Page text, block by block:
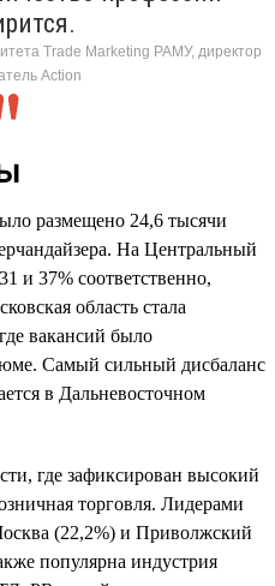
Trade Marketing РАМУ, директор
Action
размещено 24,6 тысячи
На Центральный
и 37% соответственно,
область стала
вакансий было
Самый сильный дисбаланс
в Дальневосточном
где зафиксирован высокий
торговля. Лидерами
(22,2%) и Приволжский
популярна индустрия